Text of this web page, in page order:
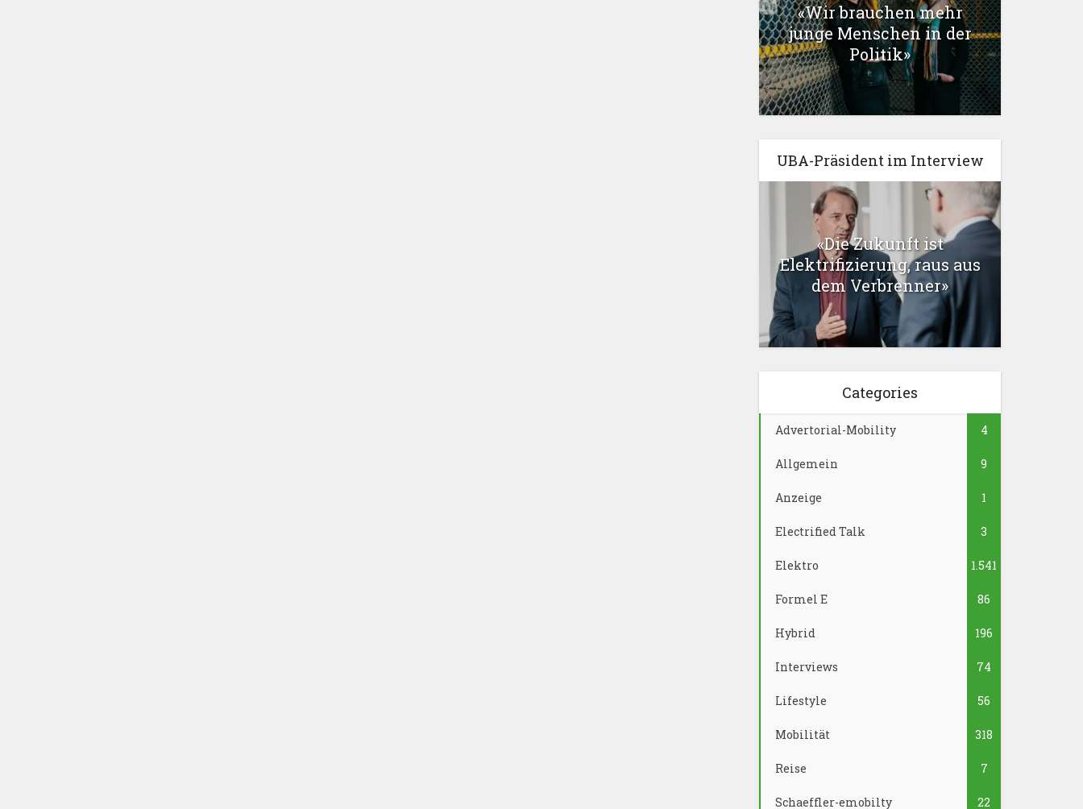
«Wir brauchen mehr
junge Menschen in der
Politik»
UBA-Präsident im Interview
«Die Zukunft ist
Elektrifizierung, raus aus
dem Verbrenner»
Categories
Advertorial-Mobility 4
Allgemein 9
Anzeige 1
Electrified Talk 3
Elektro 1.541
Formel E 86
Hybrid 196
Interviews 74
Lifestyle 56
Mobilität 318
Reise 7
Schaeffler-emobilty 22